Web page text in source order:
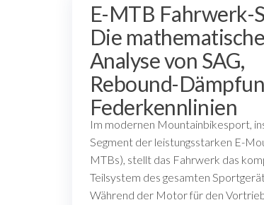
E-MTB Fahrwerk-
Die mathematische
Analyse von SAG,
Rebound-
Federkennlinien
Im modernen Mountainbikesport,
Segment der leistungsstarken E-
MTBs), stellt das Fahrwerk das
Teilsystem des gesamten
Während der Motor für den